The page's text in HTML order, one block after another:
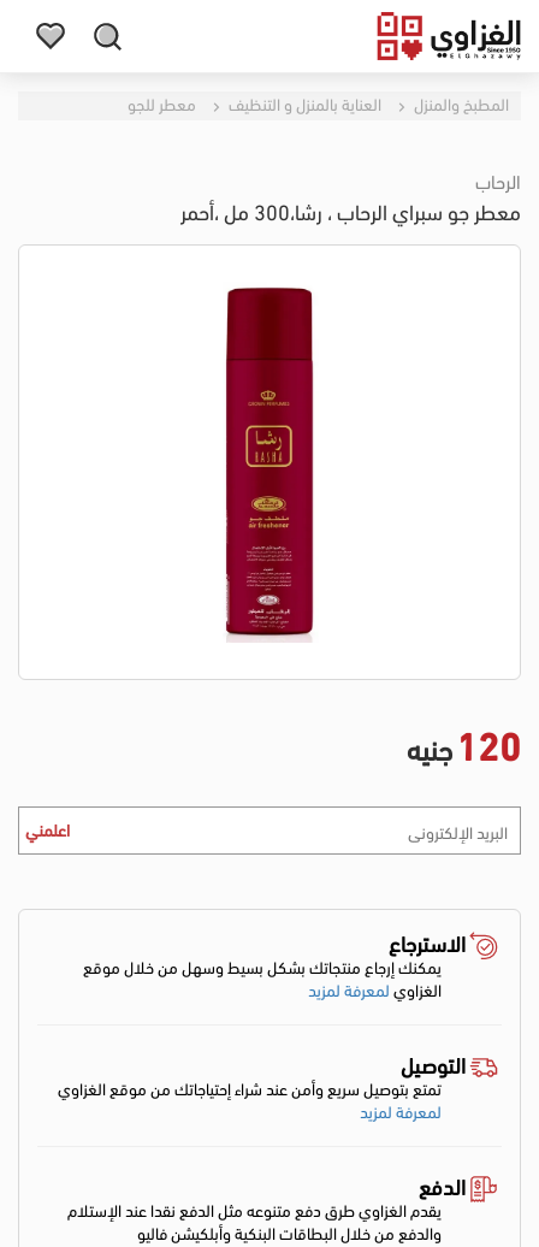
المطبخ والمنزل العناية بالمنزل و التنظيف معطر للجو
الرحاب
معطر جو سبراي الرحاب ، رشا،300 مل ،أحمر
120 جنيه
اعلمني
الاسترجاع
يمكنك إرجاع منتجاتك بشكل بسيط وسهل من خلال موقع
الغزاويلمعرفة لمزيد
التوصيل
تمتع بتوصيل سريع وأمن عند شراء إحتياجاتك من موقع الغزاوي
لمعرفة لمزيد
الدفع
يقدم الغزاوي طرق دفع متنوعه مثل الدفع نقدا عند الإستلام
والدفع من خلال البطاقات البنكية وأبلكيشن فاليو